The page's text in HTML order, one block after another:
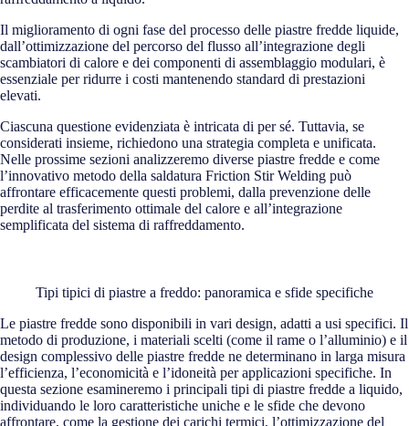
Il miglioramento di ogni fase del processo delle piastre fredde liquide,
dall’ottimizzazione del percorso del flusso all’integrazione degli
scambiatori di calore e dei componenti di assemblaggio modulari, è
essenziale per ridurre i costi mantenendo standard di prestazioni
elevati.
Ciascuna questione evidenziata è intricata di per sé. Tuttavia, se
considerati insieme, richiedono una strategia completa e unificata.
Nelle prossime sezioni analizzeremo diverse piastre fredde e come
l’innovativo metodo della saldatura Friction Stir Welding può
affrontare efficacemente questi problemi, dalla prevenzione delle
perdite al trasferimento ottimale del calore e all’integrazione
semplificata del sistema di raffreddamento.
Tipi tipici di piastre a freddo: panoramica e sfide specifiche
Le piastre fredde sono disponibili in vari design, adatti a usi specifici. Il
metodo di produzione, i materiali scelti (come il rame o l’alluminio) e il
design complessivo delle piastre fredde ne determinano in larga misura
l’efficienza, l’economicità e l’idoneità per applicazioni specifiche. In
questa sezione esamineremo i principali tipi di piastre fredde a liquido,
individuando le loro caratteristiche uniche e le sfide che devono
affrontare, come la gestione dei carichi termici, l’ottimizzazione del